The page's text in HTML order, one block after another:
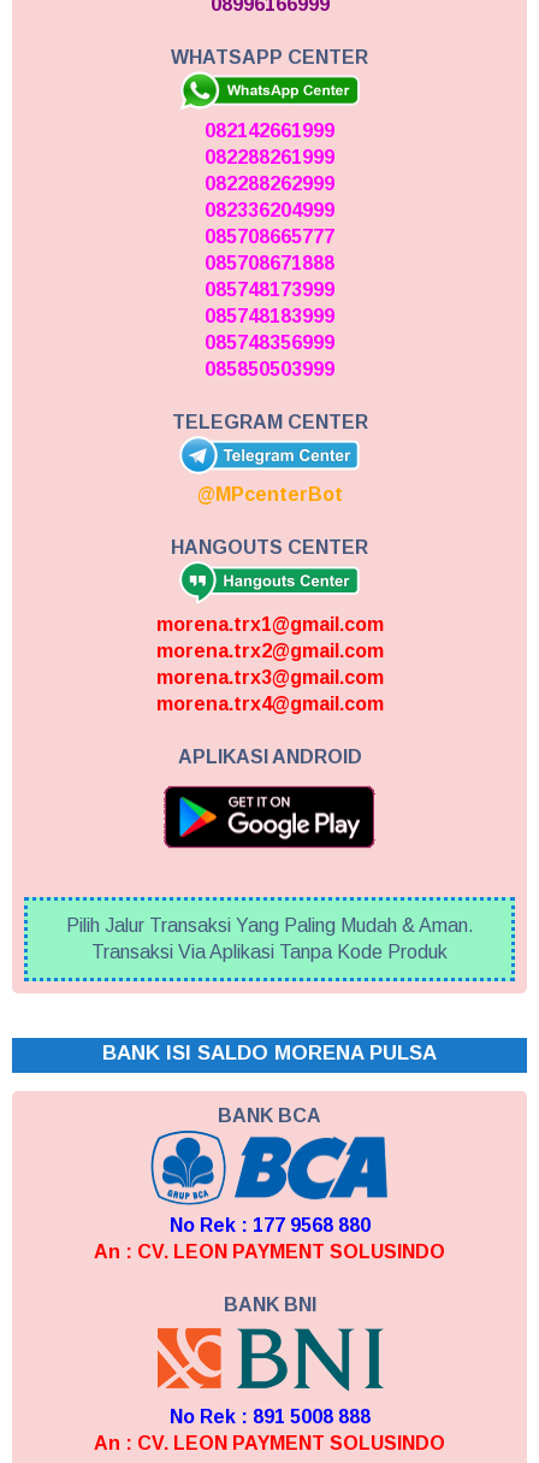
WHATSAPP CENTER
082142661999
082288261999
082288262999
082336204999
085708665777
085708671888
085748173999
085748183999
085748356999
085850503999
TELEGRAM CENTER
@MPcenterBot
HANGOUTS CENTER
morena.trx1@gmail.com
morena.trx2@gmail.com
morena.trx3@gmail.com
morena.trx4@gmail.com
APLIKASI ANDROID
Pilih Jalur Transaksi Yang Paling Mudah & Aman.
Transaksi Via Aplikasi Tanpa Kode Produk
BANK ISI SALDO MORENA PULSA
BANK BCA
No Rek : 177 9568 880
An : CV. LEON PAYMENT SOLUSINDO
BANK BNI
No Rek : 891 5008 888
An : CV. LEON PAYMENT SOLUSINDO